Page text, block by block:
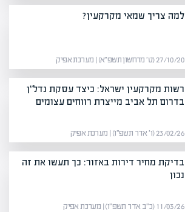
למה צריך שמאי מקרקעין?
27/10/20 (ט׳ מרחשון תשפ״א) | מערכת אפיק
רשות מקרקעין ישראל: כיצד עסקת נדל"ן
בדרום תל אביב מייצרת רווחים עצומים
23/02/26 (ו׳ אדר תשפ״ו) | מערכת אפיק
בדיקת מחיר דירות באזור: כך תעשו את זה
נכון
11/03/26 (כ״ב אדר תשפ״ו) | מערכת אפיק